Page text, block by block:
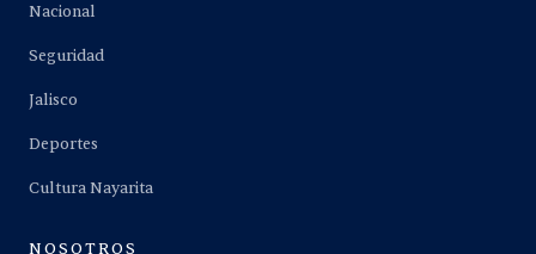
Nacional
Seguridad
Jalisco
Deportes
Cultura Nayarita
NOSOTROS